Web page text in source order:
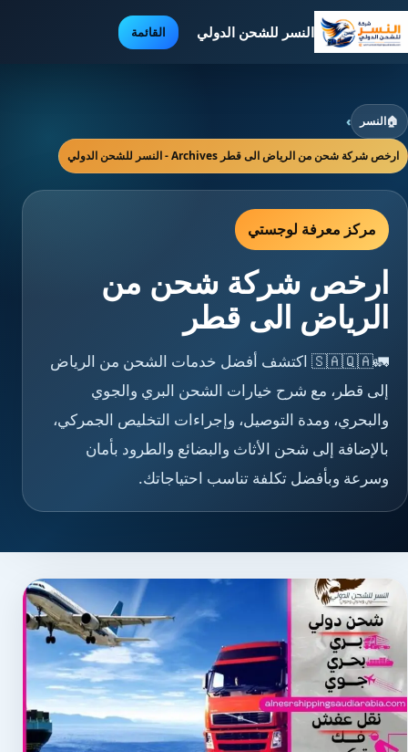
النسر للشحن الدولي القائمة
🏠النسر ›
ارخص شركة شحن من الرياض الى قطر Archives - النسر للشحن الدولي
مركز معرفة لوجستي
ارخص شركة شحن من
الرياض الى قطر
🚛🇸🇦🇶🇦 اكتشف أفضل خدمات الشحن من الرياض
إلى قطر، مع شرح خيارات الشحن البري والجوي
والبحري، ومدة التوصيل، وإجراءات التخليص الجمركي،
بالإضافة إلى شحن الأثاث والبضائع والطرود بأمان
وسرعة وبأفضل تكلفة تناسب احتياجاتك.